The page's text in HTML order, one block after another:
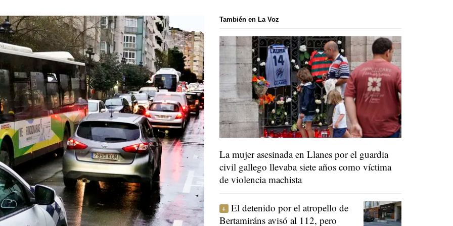
También en La Voz
La mujer asesinada en Llanes por el guardia
civil gallego llevaba siete años como víctima
de violencia machista
El detenido por el atropello de
Bertamiráns avisó al 112, pero